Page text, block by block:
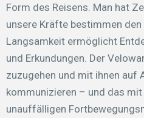
Form des Reisens. Man hat
unsere Kräfte bestimmen
Langsamkeit ermöglicht
und Erkundungen. Der
zuzugehen und mit ihnen auf
kommunizieren – und das
unauffälligen